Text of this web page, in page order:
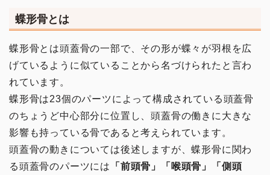
蝶形骨とは
蝶形骨とは頭蓋骨の一部で、その形が蝶々が羽根を広
げているように似ていることから名づけられたと言わ
れています。
蝶形骨は23個のパーツによって構成されている頭蓋骨
のちょうど中心部分に位置し、頭蓋骨の働きに大きな
影響も持っている骨であると考えられています。
頭蓋骨の動きについては後述しますが、蝶形骨に関わ
る頭蓋骨のパーツには
「前頭骨」「喉頭骨」「側頭